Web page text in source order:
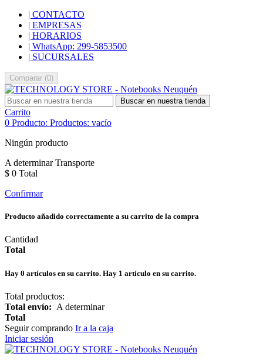
| CONTACTO
| EMPRESAS
| HORARIOS
| WhatsApp: 299-5853500
| SUCURSALES
Comparar (0)
Buscar en nuestra tienda
Carrito
0 Producto: Productos: vacío
Ningún producto
A determinarTransporte
$ 0 Total
Confirmar
Producto añadido correctamente a su carrito de la compra
Cantidad
Total
Hay 0 artículos en su carrito. Hay 1 artículo en su carrito.
Total productos:
Total envío: A determinar
Total
Seguir comprando Ir a la caja
Iniciar sesión